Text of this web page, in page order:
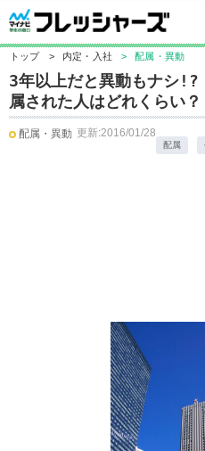
トップ > 内定・入社 > 配属・異動
3年以上だと異動もナシ
属された人はどれくらい？
配属・異動 更新:2016/01/28
配属